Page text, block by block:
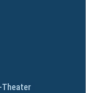
Theater